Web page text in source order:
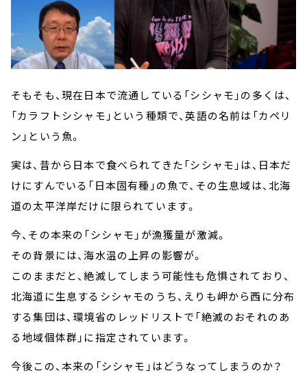
そもそも、現在日本で流通している「シシャモ」の多くは、
「カラフトシシャモ」という種類で、英語の名前は「カペリ
ン」という魚。
実は、昔から日本で食べられてきた「シシャモ」は、日本だ
けにすんでいる「日本固有種」の魚で、その生息域は、北海
道の太平洋岸だけに限られています。
今、その本来の「シシャモ」が漁獲量が激減。
その背景には、海水温の上昇の影響が。
このままだと、絶滅してしまう可能性も危惧されており、
北海道に生息するシシャモのうち、えりも岬から西に分布
する集団は、環境省のレッドリストで「絶滅のおそれのあ
る地域個体群」に指定されています。
今後この、本来の「シシャモ」はどうなってしまうのか？